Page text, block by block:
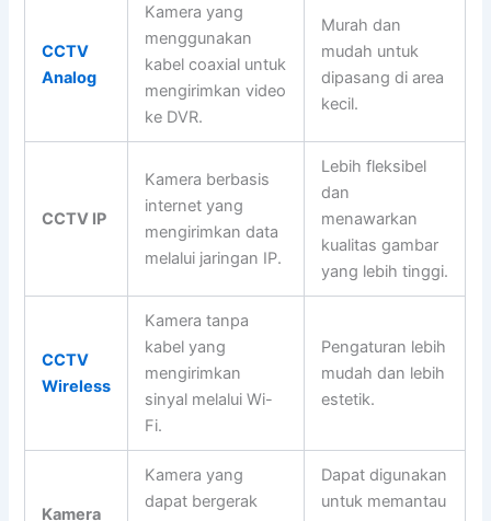
CCTV
Analog
Kamera yang
menggunakan
kabel coaxial untuk
mengirimkan video
ke DVR.
Murah dan
mudah untuk
dipasang di area
kecil.
CCTV IP
Kamera berbasis
internet yang
mengirimkan data
melalui jaringan IP.
Lebih fleksibel
dan
menawarkan
kualitas gambar
yang lebih tinggi.
CCTV
Wireless
Kamera tanpa
kabel yang
mengirimkan
sinyal melalui Wi-
Fi.
Pengaturan lebih
mudah dan lebih
estetik.
Kamera
Kamera yang
dapat bergerak
Dapat digunakan
untuk memantau